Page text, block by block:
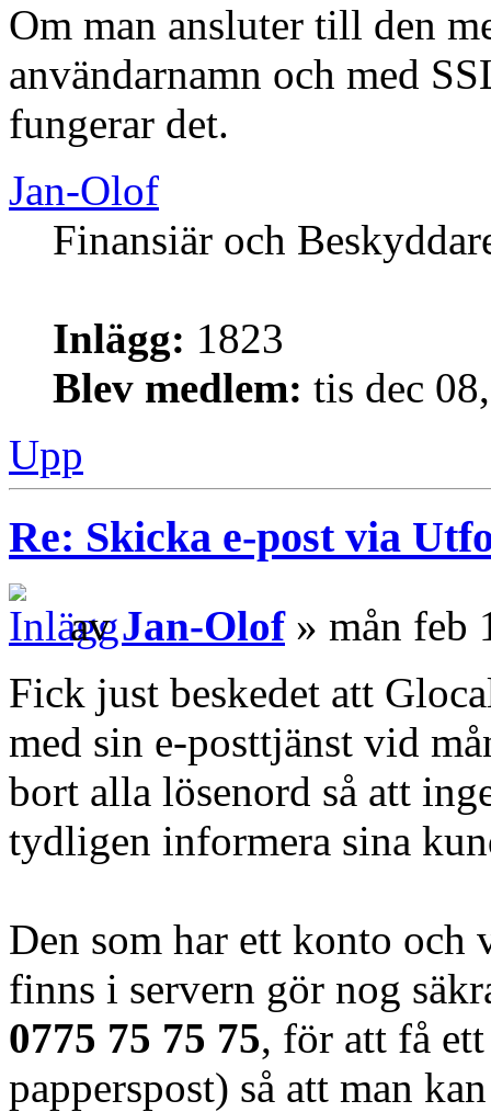
Om man ansluter till den
användarnamn och med
fungerar det.
Jan-Olof
Finansiär och
Inlägg: 1823
Blev medlem: tis dec
Upp
Re: Skicka e-post via
avJan-Olof» mån feb
Fick just beskedet att
med sin e-posttjänst vid
bort alla lösenord så att
tydligen informera sina
Den som har ett konto och
finns i servern gör nog
0775 75 75 75, för att få
papperspost) så att man